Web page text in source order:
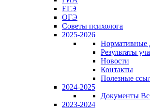
ЕГЭ
ОГЭ
Советы психолога
2025-2026
Нормативные
Результаты
Новости
Контакты
Полезные
2024-2025
Документы
2023-2024